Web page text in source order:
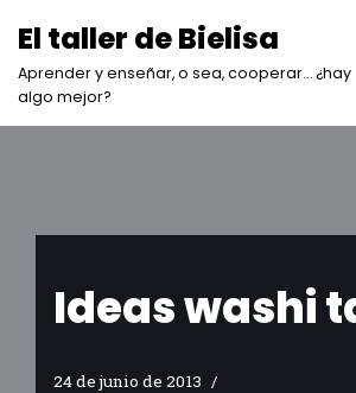
Saltar
al
contenido
El taller de Bielisa
Aprender y enseñar, o sea, cooperar… ¿hay
algo mejor?
Ideas washi
24 de junio de 2013